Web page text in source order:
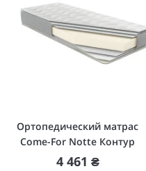
Ортопедический матрас
Come-For Notte Контур
4 461 ₴